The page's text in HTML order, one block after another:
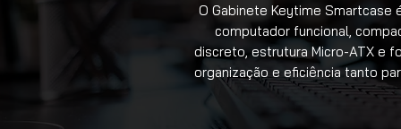
O Gabinete Keytime Smartcase
computador funcional,
discreto, estrutura Micro-ATX e
organização e eficiência tanto